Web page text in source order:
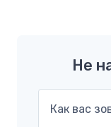
Не
Как вас